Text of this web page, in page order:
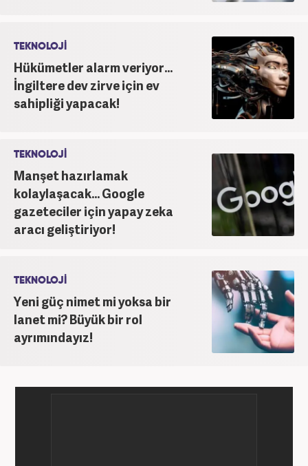
TEKNOLOJİ
Hükümetler alarm veriyor...
İngiltere dev zirve için ev
sahipliği yapacak!
TEKNOLOJİ
Manşet hazırlamak
kolaylaşacak... Google
gazeteciler için yapay zeka
aracı geliştiriyor!
TEKNOLOJİ
Yeni güç nimet mi yoksa bir
lanet mi? Büyük bir rol
ayrımındayız!